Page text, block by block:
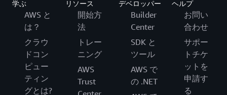
学ぶ
AWS と
は？
クラウ
ドコン
ピュー
ティン
グとは?
リソース
開始方
法
トレー
ニング
AWS
Trust
デベロッパー
Builder
Center
SDK と
ツール
AWS で
の .NET
ヘルプ
お問い
合わせ
サポー
トチケ
ットを
申請す
る